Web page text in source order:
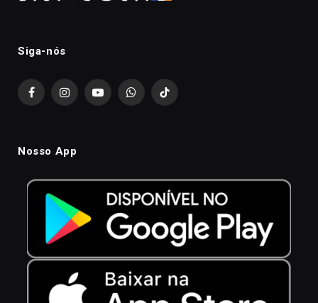
Siga-nós
FacebookInstagramYouTubeWhatsAppTikTok
Nosso App